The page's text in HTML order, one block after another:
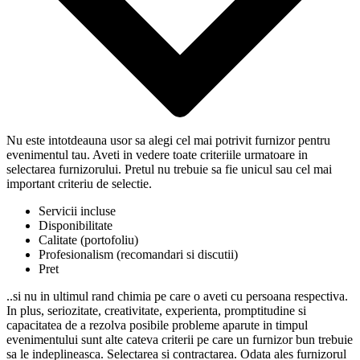
Nu este intotdeauna usor sa alegi cel mai potrivit furnizor pentru
evenimentul tau. Aveti in vedere toate criteriile urmatoare in
selectarea furnizorului. Pretul nu trebuie sa fie unicul sau cel mai
important criteriu de selectie.
Servicii incluse
Disponibilitate
Calitate (portofoliu)
Profesionalism (recomandari si discutii)
Pret
..si nu in ultimul rand chimia pe care o aveti cu persoana respectiva.
In plus, seriozitate, creativitate, experienta, promptitudine si
capacitatea de a rezolva posibile probleme aparute in timpul
evenimentului sunt alte cateva criterii pe care un furnizor bun trebuie
sa le indeplineasca. Selectarea si contractarea. Odata ales furnizorul